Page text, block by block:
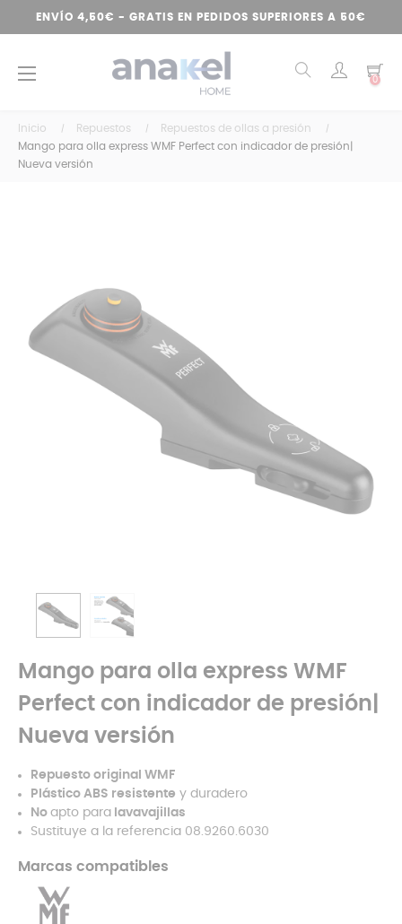
ENVÍO 4,50€ - GRATIS EN PEDIDOS SUPERIORES A 50€
Navegación
☰ 0
Inicio Repuestos
Repuestos de ollas a presión
Mango para olla express WMF Perfect con indicador de presión|
Nueva versión
Mango para olla express WMF
Perfect con indicador de presión|
Nueva versión
Repuesto original WMF
Plástico ABS resistente y duradero
No apto para lavavajillas
Sustituye a la referencia 08.9260.6030
Marcas compatibles